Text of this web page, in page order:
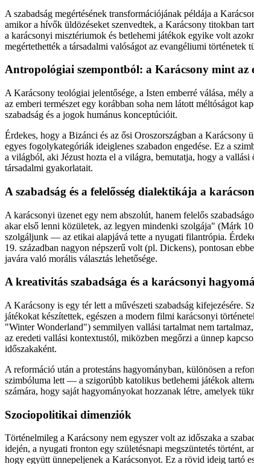
A szabadság megértésének transformációjának példája a
amikor a hívők üldözéseket szenvedtek, a Karácsony titokban
a karácsonyi misztériumok és betlehemi játékok egyike volt
megértethették a társadalmi valóságot az evangéliumi történetek
Antropológiai szempontból: a Karácsony mint az
A Karácsony teológiai jelentősége, a Isten emberré válása,
az emberi természet egy korábban soha nem látott méltóságot
szabadság és a jogok humánus konceptúcióit.
Érdekes, hogy a Bizánci és az ősi Oroszországban a
egyes fogolykategóriák ideiglenes szabadon engedése. Ez a
a világból, aki Jézust hozta el a világra, bemutatja, hogy a
társadalmi gyakorlatait.
A szabadság és a felelősség dialektikája a
A karácsonyi üzenet egy nem abszolút, hanem felelős
akar első lenni közületek, az legyen mindenki szolgája" (Márk
szolgáljunk — az etikai alapjává tette a nyugati filantrópia.
19. században nagyon népszerű volt (pl. Dickens), pontosan
javára való morális választás lehetősége.
A kreativitás szabadsága és a karácsonyi
A Karácsony is egy tér lett a művészeti szabadság kifejezésére.
játékokat készítettek, egészen a modern filmi karácsonyi
"Winter Wonderland") semmilyen vallási tartalmat nem
az eredeti vallási kontextustól, miközben megőrzi a ünnep
időszakaként.
A reformáció után a protestáns hagyományban, különösen a
szimbóluma lett — a szigorúbb katolikus betlehemi játékok
számára, hogy saját hagyományokat hozzanak létre, amelyek
Szociopolitikai dimenziók
Történelmileg a Karácsony nem egyszer volt az időszaka a
idején, a nyugati fronton egy születésnapi megszüntetés
hogy együtt ünnepeljenek a Karácsonyot. Ez a rövid ideig tartó